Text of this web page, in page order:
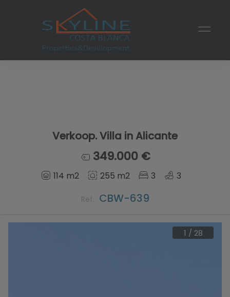
Verkoop. Villa in Alicante
349.000 €
114 m2 255 m2 3 3
Ref. CBW-639
1 / 28